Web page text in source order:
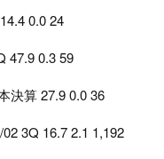
0.0 24
47.9 0.3 59
決算 27.9 0.0 36
3Q 16.7 2.1 1,192